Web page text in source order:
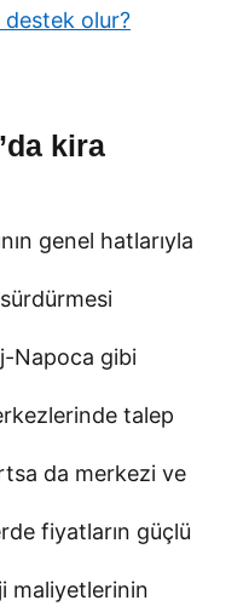
destek olur?
kira
genel hatlarıyla
sürdürmesi
Napoca gibi
talep
da merkezi ve
fiyatların güçlü
maliyetlerinin